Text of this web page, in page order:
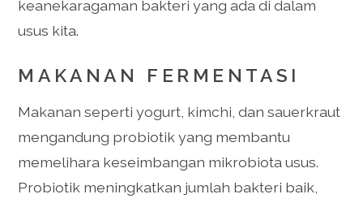
keanekaragaman bakteri yang ada di dalam
usus kita.
MAKANAN FERMENTASI
Makanan seperti yogurt, kimchi, dan sauerkraut
mengandung probiotik yang membantu
memelihara keseimbangan mikrobiota usus.
Probiotik meningkatkan jumlah bakteri baik,